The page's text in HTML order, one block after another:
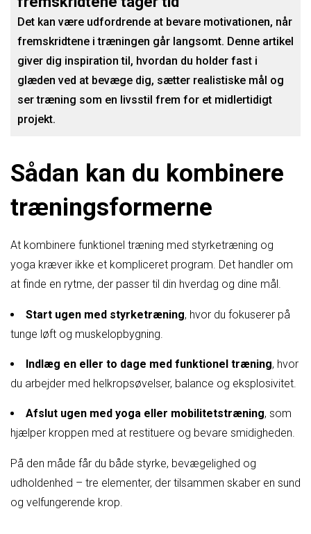
Det kan være udfordrende at bevare motivationen, når
fremskridtene i træningen går langsomt. Denne artikel
giver dig inspiration til, hvordan du holder fast i
glæden ved at bevæge dig, sætter realistiske mål og
ser træning som en livsstil frem for et midlertidigt
projekt.
Sådan kan du kombinere
træningsformerne
At kombinere funktionel træning med styrketræning og
yoga kræver ikke et kompliceret program. Det handler om
at finde en rytme, der passer til din hverdag og dine mål.
Start ugen med styrketræning, hvor du fokuserer på
tunge løft og muskelopbygning.
Indlæg en eller to dage med funktionel træning, hvor
du arbejder med helkropsøvelser, balance og eksplosivitet.
Afslut ugen med yoga eller mobilitetstræning, som
hjælper kroppen med at restituere og bevare smidigheden.
På den måde får du både styrke, bevægelighed og
udholdenhed – tre elementer, der tilsammen skaber en sund
og velfungerende krop.